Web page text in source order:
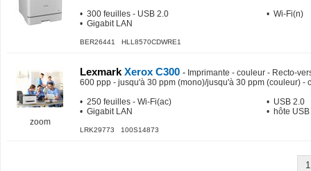
• 300 feuilles - USB 2.0
• Gigabit LAN
• Wi-Fi(n)
BER26441 HLL8570CDWRE1
zoom
Lexmark Xerox C300 - Imprimante - couleur - Recto-
600 ppp - jusqu'à 30 ppm (mono)/jusqu'à 30 ppm (couleur) -
• 250 feuilles - Wi-Fi(ac)
• Gigabit LAN
• USB 2.0
• hôte
LRK29773 100S14873
1